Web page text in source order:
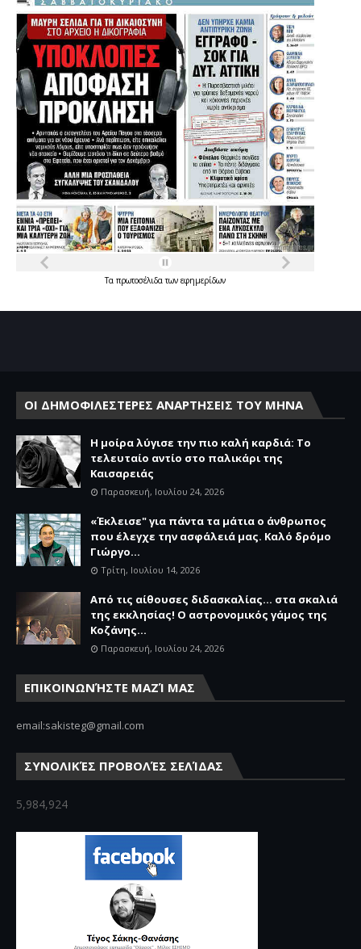
Τα πρωτοσέλιδατων εφημερίδων
ΟΙ ΔΗΜΟΦΙΛΕΣΤΕΡΕΣ ΑΝΑΡΤΗΣΕΙΣ ΤΟΥ ΜΗΝΑ
Η μοίρα λύγισε την πιο καλή καρδιά: Το
τελευταίο αντίο στο παλικάρι της
Καισαρειάς
Παρασκευή, Ιουλίου 24, 2026
«Έκλεισε" για πάντα τα μάτια ο άνθρωπος
που έλεγχε την ασφάλειά μας. Καλό δρόμο
Γιώργο...
Τρίτη, Ιουλίου 14, 2026
Από τις αίθουσες διδασκαλίας… στα σκαλιά
της εκκλησίας! Ο αστρονομικός γάμος της
Κοζάνης...
Παρασκευή, Ιουλίου 24, 2026
ΕΠΙΚΟΙΝΩΝΉΣΤΕ ΜΑΖΊ ΜΑΣ
email:sakisteg@gmail.com
ΣΥΝΟΛΙΚΈΣ ΠΡΟΒΟΛΈΣ ΣΕΛΊΔΑΣ
5,984,924